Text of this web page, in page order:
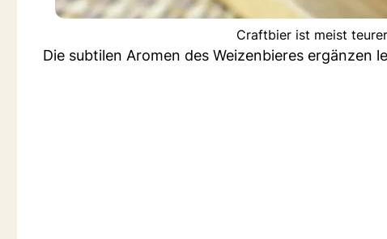
Craftbier ist meist
Die subtilen Aromen des Weizenbieres ergänzen